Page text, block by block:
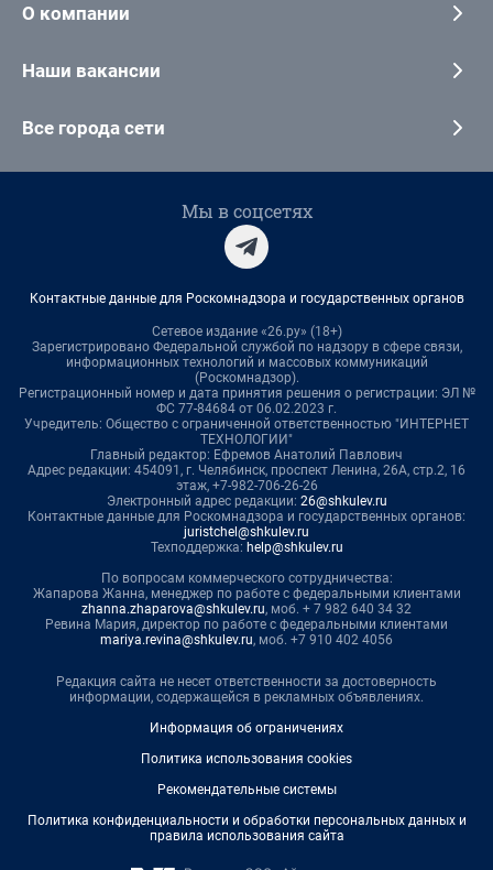
О компании
Наши вакансии
Все города сети
Мы в соцсетях
Контактные данные для Роскомнадзора и государственных органов
Сетевое издание «26.ру» (18+)
Зарегистрировано Федеральной службой по надзору в сфере связи,
информационных технологий и массовых коммуникаций
(Роскомнадзор).
Регистрационный номер и дата принятия решения о регистрации: ЭЛ №
ФС 77-84684 от 06.02.2023 г.
Учредитель: Общество с ограниченной ответственностью "ИНТЕРНЕТ
ТЕХНОЛОГИИ"
Главный редактор: Ефремов Анатолий Павлович
Адрес редакции: 454091, г. Челябинск, проспект Ленина, 26А, стр.2, 16
этаж, +7-982-706-26-26
Электронный адрес редакции: 26@shkulev.ru
Контактные данные для Роскомнадзора и государственных органов:
juristchel@shkulev.ru
Техподдержка: help@shkulev.ru
По вопросам коммерческого сотрудничества:
Жапарова Жанна, менеджер по работе с федеральными клиентами
zhanna.zhaparova@shkulev.ru, моб. + 7 982 640 34 32
Ревина Мария, директор по работе с федеральными клиентами
mariya.revina@shkulev.ru, моб. +7 910 402 4056
Редакция сайта не несет ответственности за достоверность
информации, содержащейся в рекламных объявлениях.
Информация об ограничениях
Политика использования cookies
Рекомендательные системы
Политика конфиденциальности и обработки персональных данных и
правила использования сайта